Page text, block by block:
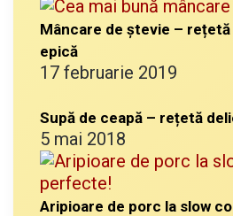
Mâncare de ștevie –
epică
17 februarie 2019
Supă de ceapă – rețetă
5 mai 2018
Aripioare de porc la slow